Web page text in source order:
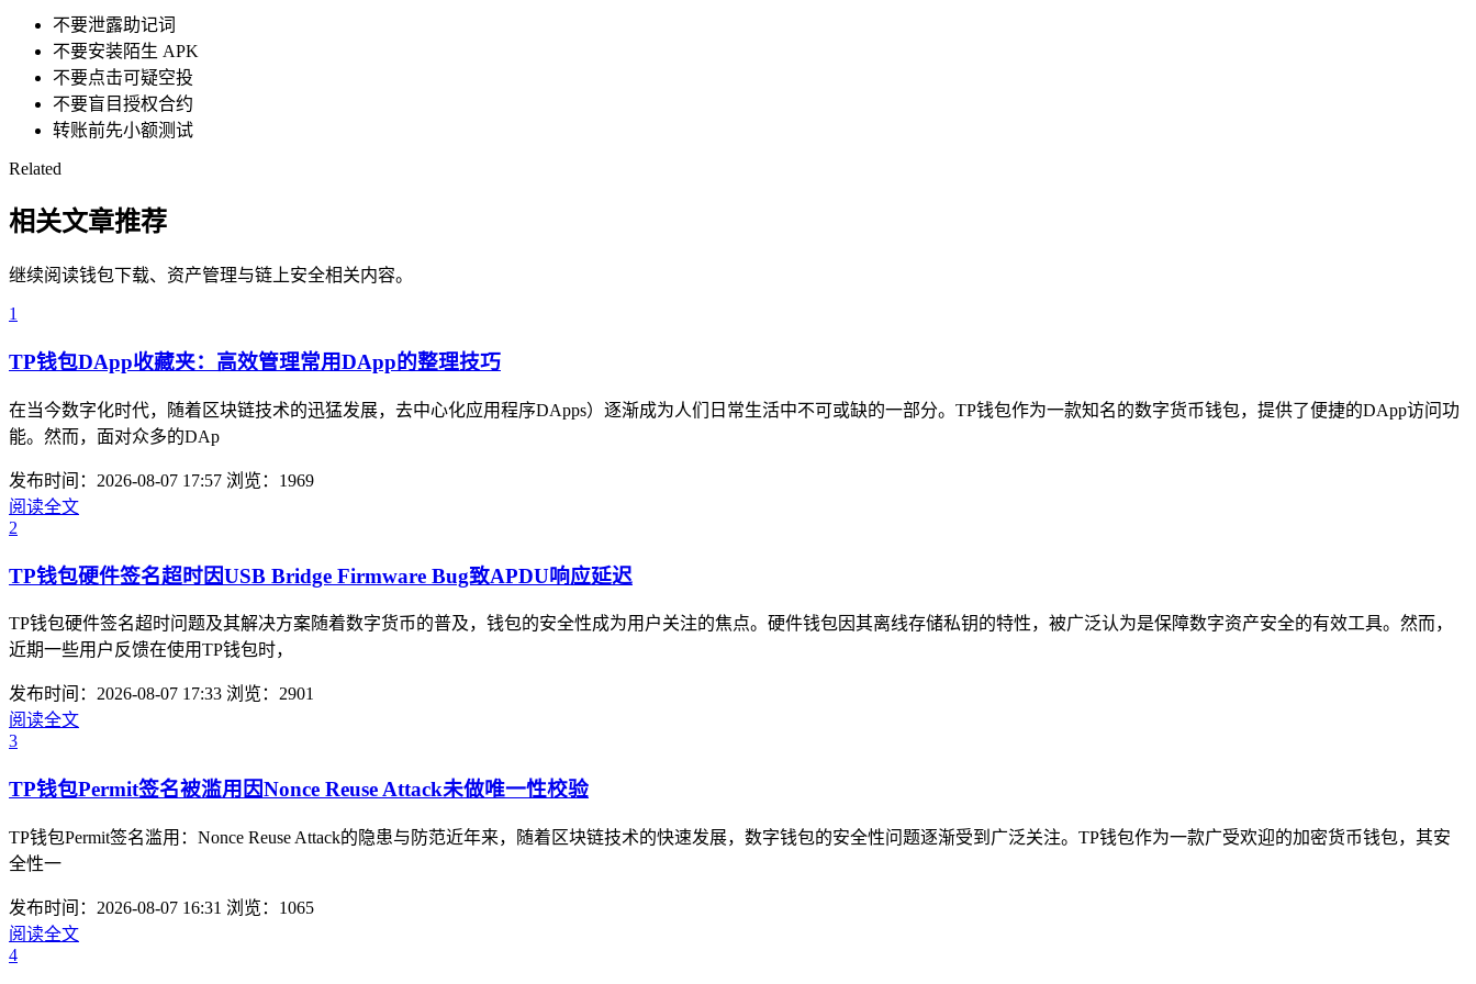
不要泄露助记词
不要安装陌生 APK
不要点击可疑空投
不要盲目授权合约
转账前先小额测试
Related
相关文章推荐
继续阅读钱包下载、资产管理与链上安全相关内容。
1
TP钱包DApp收藏夹：高效管理常用DApp的整理技巧
在当今数字化时代，随着区块链技术的迅猛发展，去中心化应用程序DApps）逐渐成为人们日常生活中不可或缺的一部分。TP钱包作为一款知名的数字货币钱包，提供了便捷的DApp访问功
能。然而，面对众多的DAp
发布时间：2026-08-07 17:57 浏览：1969
阅读全文
2
TP钱包硬件签名超时因USB Bridge Firmware Bug致APDU响应延迟
TP钱包硬件签名超时问题及其解决方案随着数字货币的普及，钱包的安全性成为用户关注的焦点。硬件钱包因其离线存储私钥的特性，被广泛认为是保障数字资产安全的有效工具。然而，
近期一些用户反馈在使用TP钱包时，
发布时间：2026-08-07 17:33 浏览：2901
阅读全文
3
TP钱包Permit签名被滥用因Nonce Reuse Attack未做唯一性校验
TP钱包Permit签名滥用：Nonce Reuse Attack的隐患与防范近年来，随着区块链技术的快速发展，数字钱包的安全性问题逐渐受到广泛关注。TP钱包作为一款广受欢迎的加密货币钱包，其安
全性一
发布时间：2026-08-07 16:31 浏览：1065
阅读全文
4